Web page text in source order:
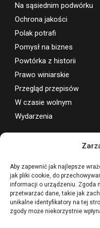
Aby zapewnić jak najlepsze
jak pliki cookie, do
informacji o urządzeniu. Zgoda
przetwarzać dane, takie jak
unikalne identyfikatory na tej
zgody może niekorzystnie
Na sąsiednim podwórku
Ochrona jakości
Polak potrafi
Pomysł na biznes
Powtórka z historii
Prawo winiarskie
Przegląd przepisów
W czasie wolnym
Wydarzenia